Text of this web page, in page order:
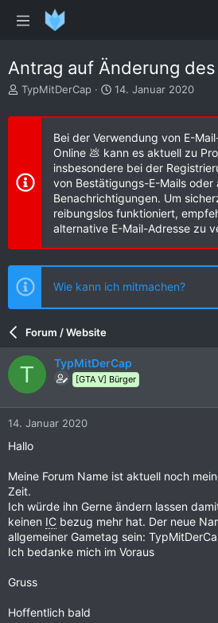
Antrag auf Änderung
E
s
l
e
TypMitDerCap
E
s
e
l
l
t
a
m
14. Januar 2020
Bei der Verwendung von E-
Online 💩 kann es aktuell zu
insbesondere bei der
von Bestätigungs-E-Mails oder
Benachrichtigungen. Um
reibungslos funktioniert,
alternative E-Mail-Adresse zu
Wie kann ich mitmachen?
Forum / Website
T TypMitDerCap
[GTA V] Bürger
14. Januar 2020
Hallo
Meine Forum Name ist aktuell noch
Zeit.
Ich würde ihn Gerne ändern lassen
keinen IC bezug mehr hat. Der neue
allgemeiner Gametag sein:
Ich bedanke mich im Voraus
Gruss
Hoffentlich bald